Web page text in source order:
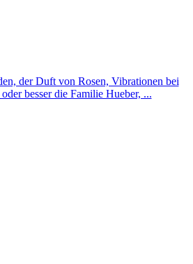
der Duft von Rosen, Vibrationen bei
besser die Familie Hueber, ...